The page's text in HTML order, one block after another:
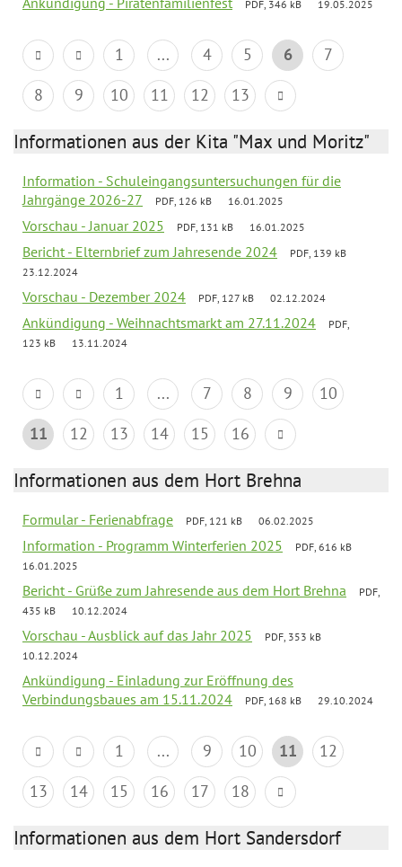
PDF, 346 kB 19.05.2025
1 ... 4 5 6
7
8
9 10 11 12 13
Informationen aus der Kita "Max und Moritz"
Information - Schuleingangsuntersuchungen für die
Jahrgänge 2026-27
PDF, 126 kB 16.01.2025
Vorschau - Januar 2025 PDF, 131 kB 16.01.2025
Bericht - Elternbrief zum Jahresende 2024
PDF, 139 kB
23.12.2024
Vorschau - Dezember 2024 PDF, 127 kB 02.12.2024
Ankündigung - Weihnachtsmarkt am 27.11.2024
PDF,
123 kB
13.11.2024
1 ... 7 8 9
10
11
12 13 14 15 16
Informationen aus dem Hort Brehna
Formular - Ferienabfrage PDF, 121 kB 06.02.2025
Information - Programm Winterferien 2025
PDF, 616 kB
16.01.2025
Bericht - Grüße zum Jahresende aus dem Hort Brehna
PDF,
435 kB
10.12.2024
Vorschau - Ausblick auf das Jahr 2025
PDF, 353 kB
10.12.2024
Ankündigung - Einladung zur Eröffnung des
Verbindungsbaues am 15.11.2024
PDF, 168 kB 29.10.2024
1 ... 9 10 11
12
13
14 15 16 17 18
Informationen aus dem Hort Sandersdorf